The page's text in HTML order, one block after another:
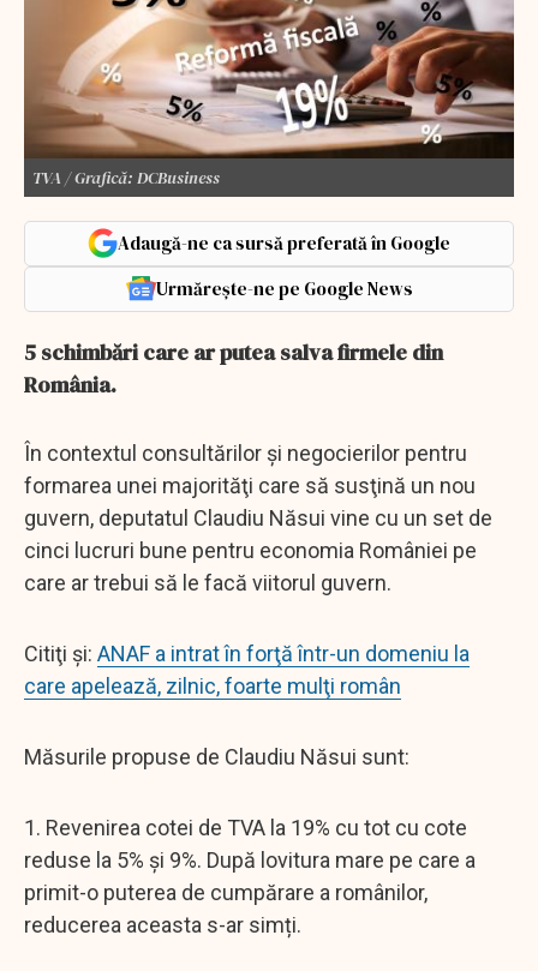
TVA / Grafică: DCBusiness
Adaugă-ne ca sursă preferată în Google
Urmărește-ne pe Google News
5 schimbări care ar putea salva firmele din
România.
În contextul consultărilor şi negocierilor pentru
formarea unei majorităţi care să susţină un nou
guvern, deputatul Claudiu Năsui vine cu un set de
cinci lucruri bune pentru economia României pe
care ar trebui să le facă viitorul guvern.
Citiţi şi: ANAF a intrat în forţă într-un domeniu la
care apelează, zilnic, foarte mulţi român
Măsurile propuse de Claudiu Năsui sunt:
1. Revenirea cotei de TVA la 19% cu tot cu cote
reduse la 5% și 9%. După lovitura mare pe care a
primit-o puterea de cumpărare a românilor,
reducerea aceasta s-ar simți.